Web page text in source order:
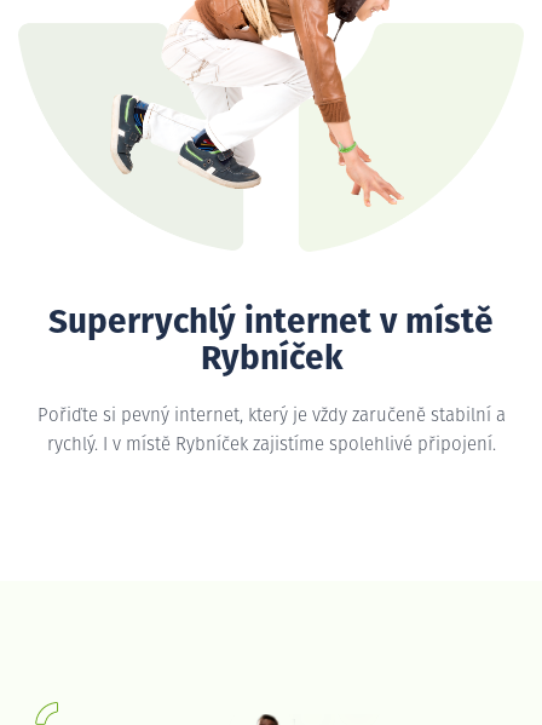
Superrychlý internet v místě
Rybníček
Pořiďte si pevný internet, který je vždy zaručeně stabilní a
rychlý. I v místě Rybníček zajistíme spolehlivé připojení.